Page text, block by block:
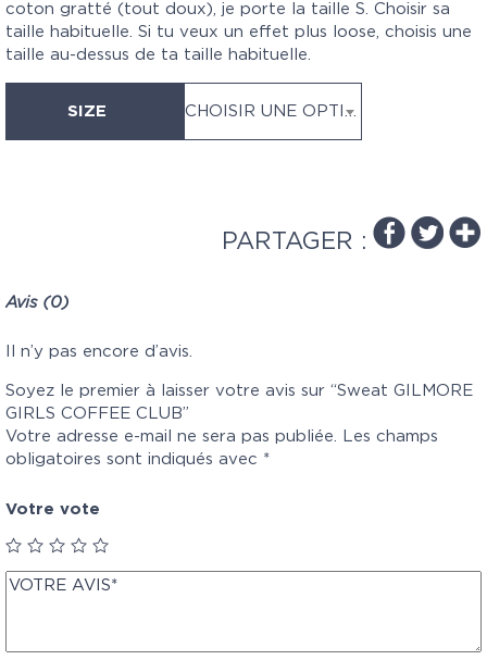
coton gratté (tout doux), je porte la taille S. Choisir sa
taille habituelle. Si tu veux un effet plus loose, choisis une
taille au-dessus de ta taille habituelle.
SIZE CHOISIR UNE OPTION
PARTAGER :
Avis (0)
Il n’y pas encore d’avis.
Soyez le premier à laisser votre avis sur “Sweat GILMORE
GIRLS COFFEE CLUB”
Votre adresse e-mail ne sera pas publiée. Les champs
obligatoires sont indiqués avec *
Votre vote